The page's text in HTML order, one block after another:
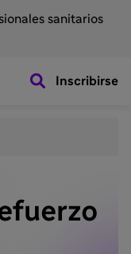
sanitarios
Inscribirse